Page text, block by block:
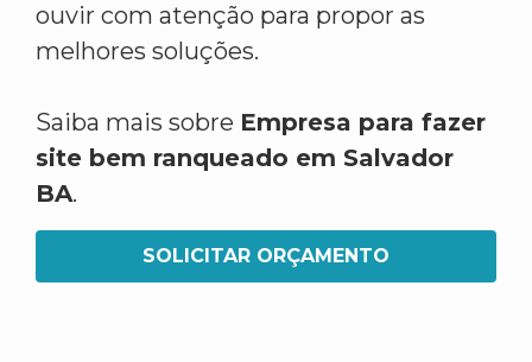
ouvir com atenção para propor as
melhores soluções.
Saiba mais sobre Empresa para fazer
site bem ranqueado em Salvador
BA.
SOLICITAR ORÇAMENTO